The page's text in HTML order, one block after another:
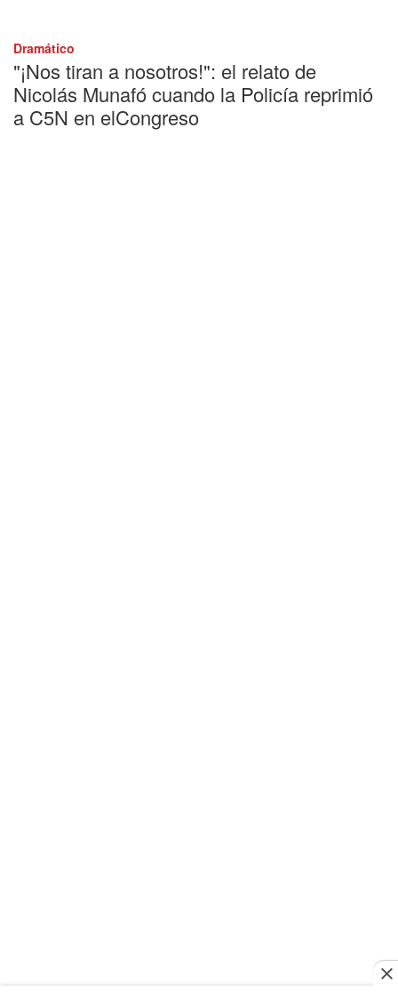
Dramático
"¡Nos tiran a nosotros!": el relato de
Nicolás Munafó cuando la Policía reprimió
a C5N en elCongreso